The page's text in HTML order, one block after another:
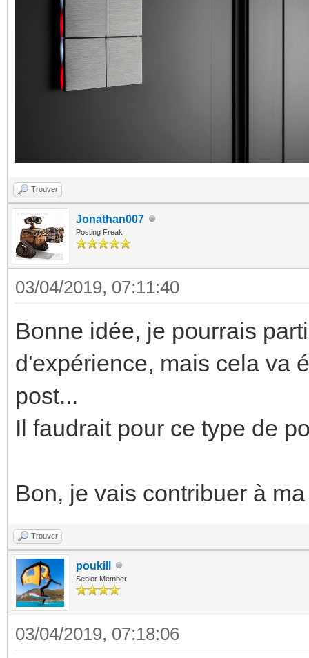
Trouver
Jonathan007
Posting Freak
03/04/2019, 07:11:40
Bonne idée, je pourrais
d'expérience, mais cela va
post...
Il faudrait pour ce type de
Bon, je vais contribuer à
Trouver
poukill
Senior Member
03/04/2019, 07:18:06